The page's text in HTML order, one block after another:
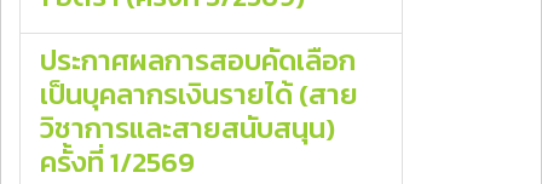
ประกาศผลการสอบคัดเลือก
เป็นบุคลากรเงินรายได้ (สาย
วิชาการและสายสนับสนุน)
ครั้งที่ 1/2569